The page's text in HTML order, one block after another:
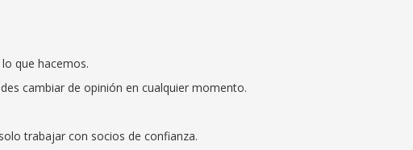
que hacemos.
cambiar de opinión en cualquier momento.
trabajar con socios de confianza.